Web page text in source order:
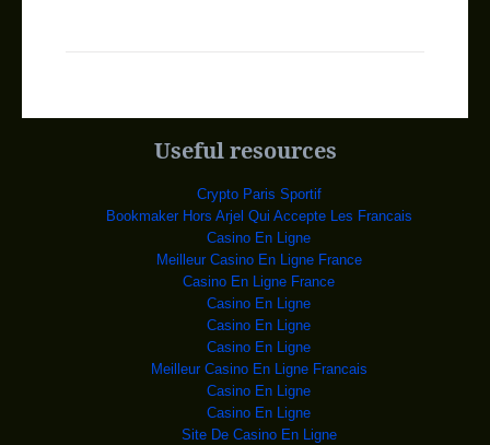
Ebola : la Sierra Le
L'épidémie d'Ebola en
Dialogue national :
Le processus des
consultations en vue de la
Le Tout Puissant
Le régime criminel e
Charnier de Maluku,
Filimbi, Répression sang
RDC : Kabila ne fait
Les rebelles des Forces
démocratiques ou
Russie: 23 militaire
L'accident s'est produit
dimanche soir dans le v
RDC : y a-t-il eu un
En RDC, le procès de
Useful resources
Crypto Paris Sportif
Bookmaker Hors Arjel Qui Accepte Les Francais
Casino En Ligne
Meilleur Casino En Ligne France
Casino En Ligne France
Casino En Ligne
Casino En Ligne
Casino En Ligne
Meilleur Casino En Ligne Francais
Casino En Ligne
Casino En Ligne
Site De Casino En Ligne